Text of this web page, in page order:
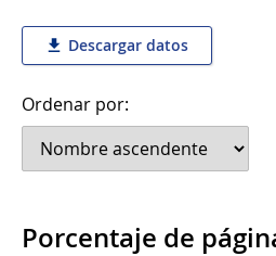
Descargar datos
Ordenar por:
Porcentaje de